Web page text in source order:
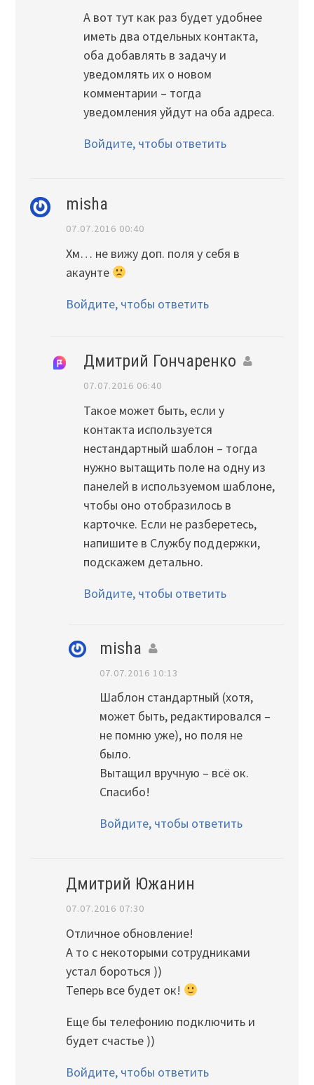
А вот тут как раз будет удобнее
иметь два отдельных контакта,
оба добавлять в задачу и
уведомлять их о новом
комментарии – тогда
уведомления уйдут на оба адреса.
Войдите, чтобы ответить
misha
07.07.2016 00:40
Хм… не вижу доп. поля у себя в
акаунте
Войдите, чтобы ответить
Дмитрий Гончаренко
07.07.2016 06:40
Такое может быть, если у
контакта используется
нестандартный шаблон – тогда
нужно вытащить поле на одну из
панелей в используемом шаблоне,
чтобы оно отобразилось в
карточке. Если не разберетесь,
напишите в Службу поддержки,
подскажем детально.
Войдите, чтобы ответить
misha
07.07.2016 10:13
Шаблон стандартный (хотя,
может быть, редактировался –
не помню уже), но поля не
было.
Вытащил вручную – всё ок.
Спасибо!
Войдите, чтобы ответить
Дмитрий Южанин
07.07.2016 07:30
Отличное обновление!
А то с некоторыми сотрудниками
устал бороться ))
Теперь все будет ок!
Еще бы телефонию подключить и
будет счастье ))
Войдите, чтобы ответить